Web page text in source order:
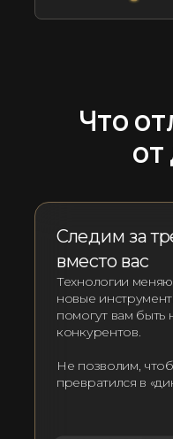
Что
от
Следим за
вместо вас
Технологии
новые
помогут вам быть
конкурентов.
Не позволим,
превратился в